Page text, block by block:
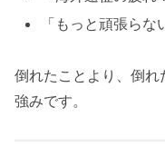
「もっと頑張らな
倒れたことより、倒
強みです。